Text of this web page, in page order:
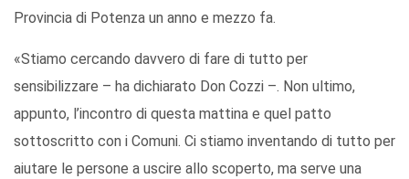
Provincia di Potenza un anno e mezzo fa.
«Stiamo cercando davvero di fare di tutto per
sensibilizzare – ha dichiarato Don Cozzi –. Non ultimo,
appunto, l’incontro di questa mattina e quel patto
sottoscritto con i Comuni. Ci stiamo inventando di tutto per
aiutare le persone a uscire allo scoperto, ma serve una